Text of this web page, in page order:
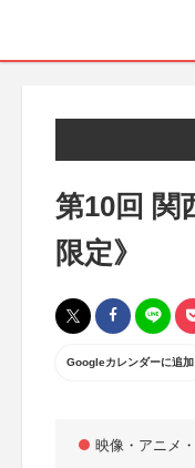
第10回 関
限定》
Googleカレンダーに追加
映像・アニメ